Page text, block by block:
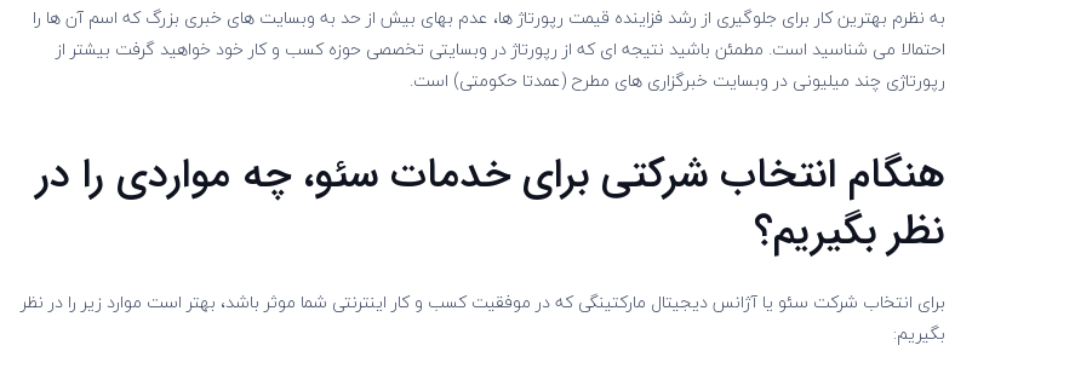
به نظرم بهترین کار برای جلوگیری از رشد فزاینده قیمت رپورتاژ ها، عدم بهای بیش از حد به وبسایت های خبری بزرگ که اسم آن ها را
احتمالا می شناسید است. مطمئن باشید نتیجه ای که از رپورتاژ در وبسایتی تخصصی حوزه کسب و کار خود خواهید گرفت بیشتر از
رپورتاژی چند میلیونی در وبسایت خبرگزاری های مطرح (عمدتا حکومتی) است.
هنگام انتخاب شرکتی برای خدمات سئو، چه مواردی را در
نظر بگیریم؟
برای انتخاب شرکت سئو یا آژانس دیجیتال مارکتینگی که در موفقیت کسب و کار اینترنتی شما موثر باشد، بهتر است موارد زیر را در نظر
بگیریم: